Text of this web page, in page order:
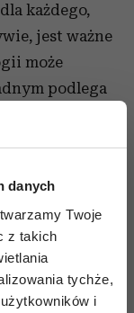
danych
Twoje
z takich
tychże,
i
każdego,
jest ważne
może
podlega